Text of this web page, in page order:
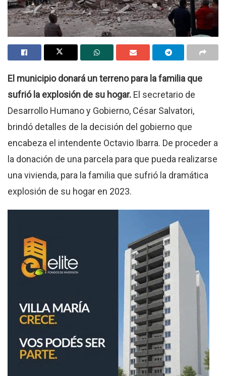
El municipio donará un terreno para la familia que
sufrió la explosión de su hogar. El secretario de
Desarrollo Humano y Gobierno, César Salvatori,
brindó detalles de la decisión del gobierno que
encabeza el intendente Octavio Ibarra. De proceder a
la donación de una parcela para que pueda realizarse
una vivienda, para la familia que sufrió la dramática
explosión de su hogar en 2023.